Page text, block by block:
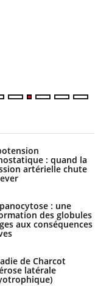
: quand la
artérielle chute
: une
des globules
aux conséquences
de Charcot
latérale